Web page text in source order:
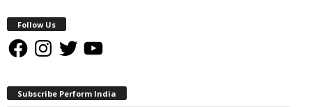
Follow Us
FacebookInstagram
Twitter YouTube
Subscribe Perform India